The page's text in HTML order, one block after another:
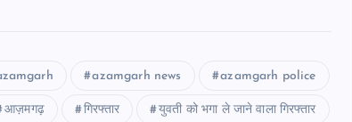
azamgarh news azamgarh police
आज़मगढ़ गिरफ्तार युवती को भगा ले जाने वाला गिरफ्तार